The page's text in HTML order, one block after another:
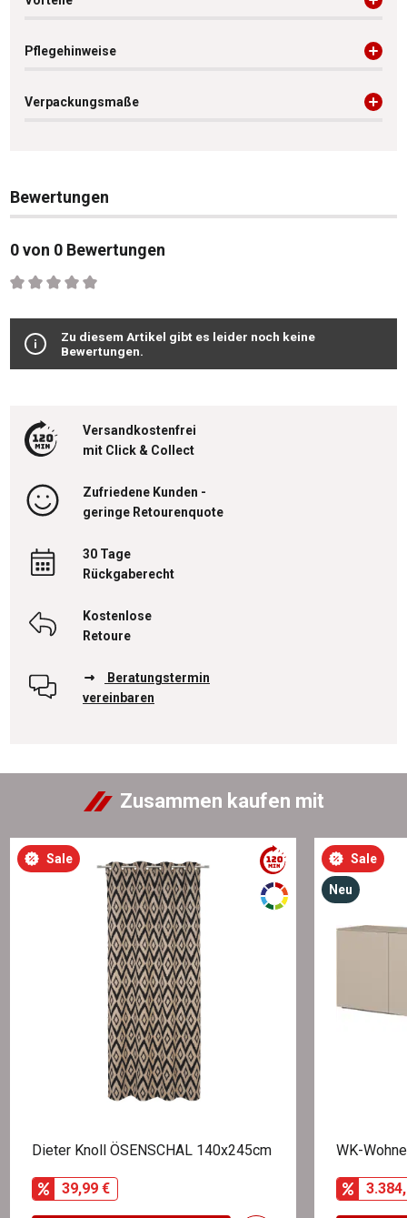
Pflegehinweise
Verpackungsmaße
Bewertungen
0 von 0 Bewertungen
Durchschnittliche Bewertung von 0 von 5 Sternen
Zu diesem Artikel gibt es leider noch keine
Bewertungen.
Versandkostenfrei
mit Click & Collect
Zufriedene Kunden -
geringe Retourenquote
30 Tage
Rückgaberecht
Kostenlose
Retoure
Beratungstermin
vereinbaren
Zusammen kaufen mit
Sale
Dieter Knoll ÖSENSCHAL 140x245cm
39,99 €
Sale
Neu
WK-